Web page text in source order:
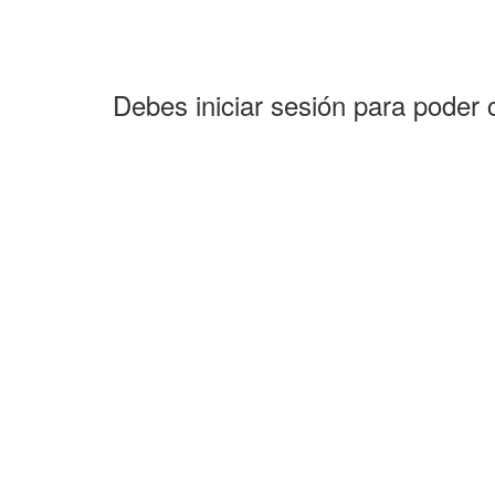
Debes iniciar sesión para poder